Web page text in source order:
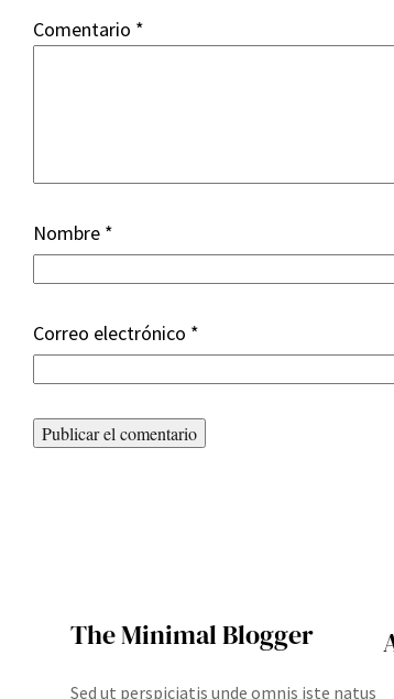
Comentario *
Nombre *
Correo electrónico *
The Minimal Blogger
Sed ut perspiciatis unde omnis iste natus